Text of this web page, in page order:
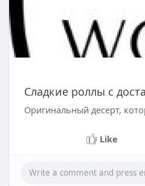
Сладкие роллы с
Оригинальный десерт,
Like